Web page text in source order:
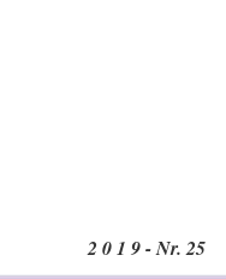
2 0 1 9 - Nr. 25